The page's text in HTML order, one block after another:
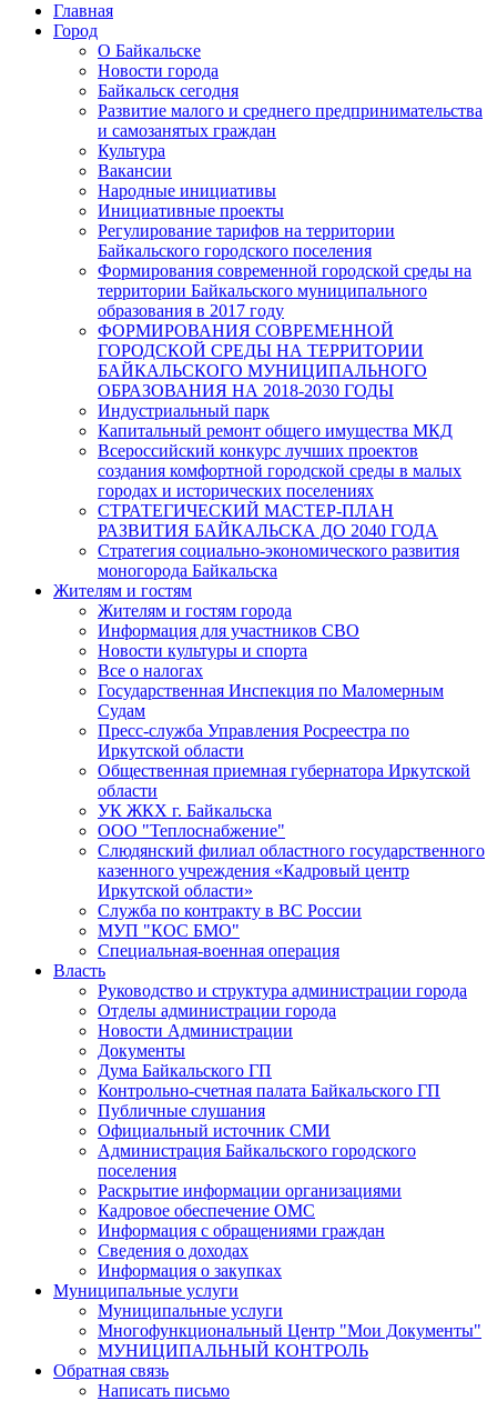
Главная
Город
О Байкальске
Новости города
Байкальск сегодня
Развитие малого и среднего предпринимательства
и самозанятых граждан
Культура
Вакансии
Народные инициативы
Инициативные проекты
Регулирование тарифов на территории
Байкальского городского поселения
Формирования современной городской среды на
территории Байкальского муниципального
образования в 2017 году
ФОРМИРОВАНИЯ СОВРЕМЕННОЙ
ГОРОДСКОЙ СРЕДЫ НА ТЕРРИТОРИИ
БАЙКАЛЬСКОГО МУНИЦИПАЛЬНОГО
ОБРАЗОВАНИЯ НА 2018-2030 ГОДЫ
Индустриальный парк
Капитальный ремонт общего имущества МКД
Всероссийский конкурс лучших проектов
создания комфортной городской среды в малых
городах и исторических поселениях
СТРАТЕГИЧЕСКИЙ МАСТЕР-ПЛАН
РАЗВИТИЯ БАЙКАЛЬСКА ДО 2040 ГОДА
Стратегия социально-экономического развития
моногорода Байкальска
Жителям и гостям
Жителям и гостям города
Информация для участников СВО
Новости культуры и спорта
Все о налогах
Государственная Инспекция по Маломерным
Судам
Пресс-служба Управления Росреестра по
Иркутской области
Общественная приемная губернатора Иркутской
области
УК ЖКХ г. Байкальска
ООО "Теплоснабжение"
Слюдянский филиал областного государственного
казенного учреждения «Кадровый центр
Иркутской области»
Служба по контракту в ВС России
МУП "КОС БМО"
Специальная-военная операция
Власть
Руководство и структура администрации города
Отделы администрации города
Новости Администрации
Документы
Дума Байкальского ГП
Контрольно-счетная палата Байкальского ГП
Публичные слушания
Официальный источник СМИ
Администрация Байкальского городского
поселения
Раскрытие информации организациями
Кадровое обеспечение ОМС
Информация с обращениями граждан
Сведения о доходах
Информация о закупках
Муниципальные услуги
Муниципальные услуги
Многофункциональный Центр "Мои Документы"
МУНИЦИПАЛЬНЫЙ КОНТРОЛЬ
Обратная связь
Написать письмо